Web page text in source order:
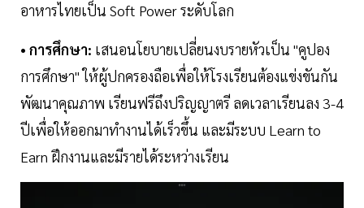
อาหารไทยเป็น Soft Power ระดับโลก
• การศึกษา: เสนอนโยบายเปลี่ยนงบรายหัวเป็น "คูปอง
การศึกษา" ให้ผู้ปกครองถือเพื่อให้โรงเรียนต้องแข่งขันกัน
พัฒนาคุณภาพ เรียนฟรีถึงปริญญาตรี ลดเวลาเรียนลง 3-4
ปีเพื่อให้ออกมาทำงานได้เร็วขึ้น และมีระบบ Learn to
Earn ฝึกงานและมีรายได้ระหว่างเรียน